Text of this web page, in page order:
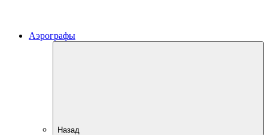
Аэрографы
Назад